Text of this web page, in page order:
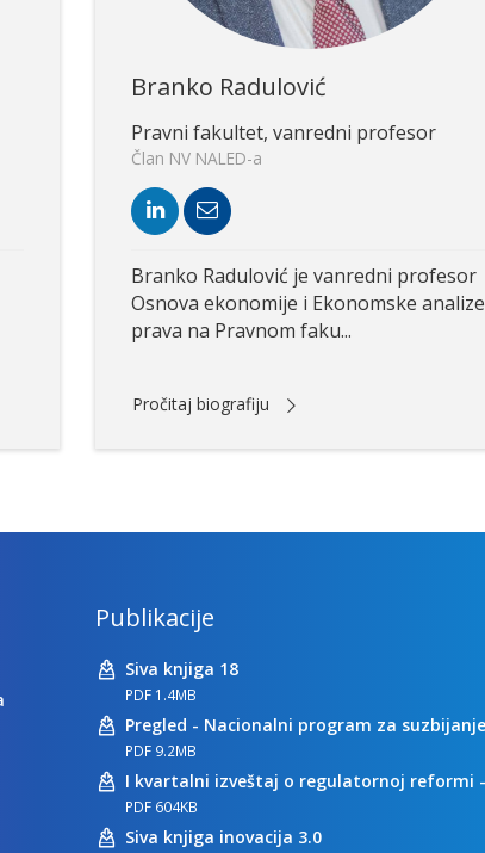
Branko Radulović
Pravni fakultet, vanredni profesor
Član NV NALED-a
Branko Radulović je vanredni profesor
Osnova ekonomije i Ekonomske analize
prava na Pravnom faku...
Pročitaj biografiju
Publikacije
Siva knjiga 18
PDF 1.4MB
PDF 9.2MB
PDF 604KB
Siva knjiga inovacija 3.0